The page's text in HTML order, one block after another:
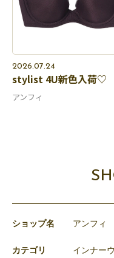
2026.07.24
stylist 4U新色入荷♡
アンフィ
ショップ名 アンフィ
カテゴリ インナー